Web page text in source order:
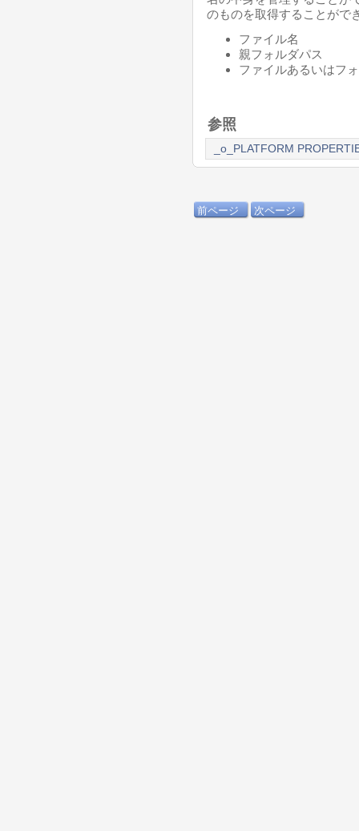
のものを取得することがで
ファイル名
親フォルダパス
ファイルあるいはフ
参照
_o_PLATFORM
前ページ 次ページ